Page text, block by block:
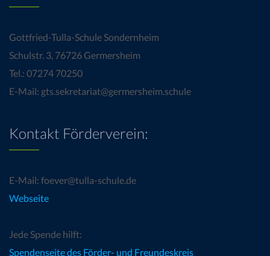
Gottfried-Tulla-Schule Sondernheim
Schulstr. 3, 76726 Germersheim
Tel.: 07274 70250
E-Mail: gts.sekretariat@germersheim.schule
Kontakt Förderverein:
E-Mail: foever@tulla-schule.de
Webseite
Jede Spende hilft:
Spendenseite des Förder- und Freundeskreis